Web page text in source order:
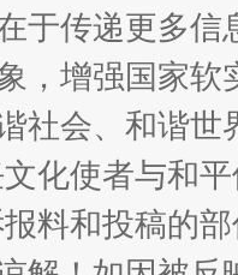
于传递更多
，增强国家
社会、和谐
化使者与和
料和投稿的